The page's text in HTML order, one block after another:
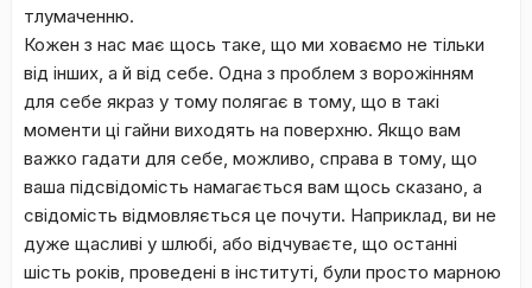
тлумаченню.
Кожен з нас має щось таке, що ми ховаємо не тільки
від інших, а й від себе. Одна з проблем з ворожінням
для себе якраз у тому полягає в тому, що в такі
моменти ці гайни виходять на поверхню. Якщо вам
важко гадати для себе, можливо, справа в тому, що
ваша підсвідомість намагається вам щось сказано, а
свідомість відмовляється це почути. Наприклад, ви не
дуже щасливі у шлюбі, або відчуваєте, що останні
шість років, проведені в інституті, були просто марною